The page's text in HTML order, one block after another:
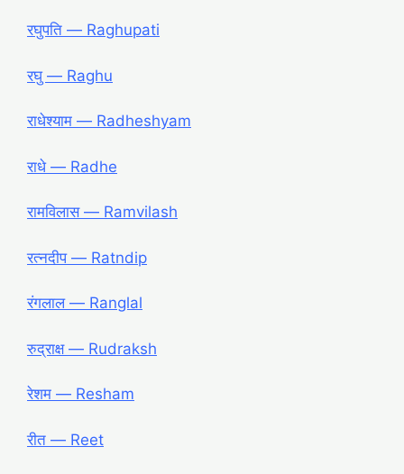
रघुपति ― Raghupati
रघु ― Raghu
राधेश्याम ― Radheshyam
राधे ― Radhe
रामविलास ― Ramvilash
रत्नदीप ― Ratndip
रंगलाल ― Ranglal
रुद्राक्ष ― Rudraksh
रेशम ― Resham
रीत ― Reet